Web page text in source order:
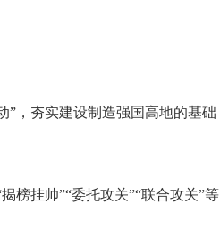
”，夯实建设制造强国高地的基础
榜挂帅”“委托攻关”“联合攻关”等